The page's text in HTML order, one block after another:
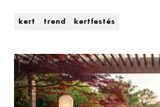
kert trend kertfestés